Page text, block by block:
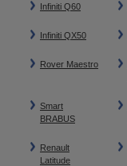
Infiniti Q60
Infiniti QX50
Rover Maestro
Smart
BRABUS
Renault
Latitude